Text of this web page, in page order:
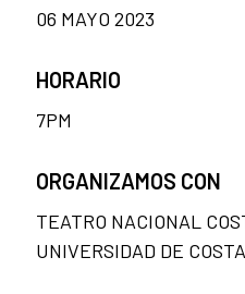
06 MAYO 2023
HORARIO
7PM
ORGANIZAMOS CON
TEATRO NACIONAL
UNIVERSIDAD DE